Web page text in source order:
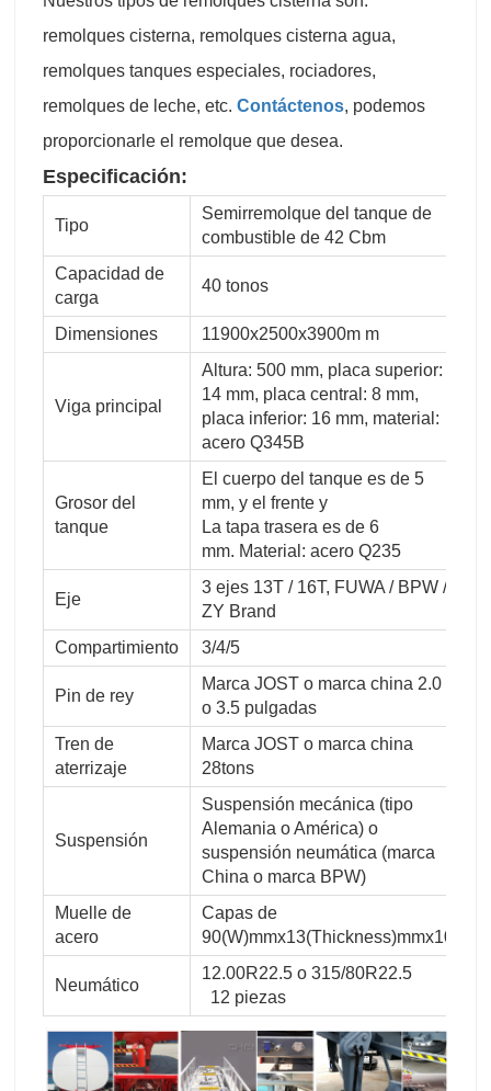
remolques cisterna, remolques cisterna agua,
remolques tanques especiales, rociadores,
remolques de leche, etc. Contáctenos, podemos
proporcionarle el remolque que desea.
Especificación:
Tipo
Semirremolque del tanque de
combustible de 42 Cbm
Capacidad de
carga
40 tonos
Dimensiones 11900x2500x3900m m
Viga principal
Altura: 500 mm, placa superior:
14 mm, placa central: 8 mm,
placa inferior: 16 mm, material:
acero Q345B
Grosor del
tanque
El cuerpo del tanque es de 5
mm, y el frente y
La tapa trasera es de 6
mm. Material: acero Q235
Eje
3 ejes 13T / 16T, FUWA / BPW /
ZY Brand
Compartimiento
3/4/5
Pin de rey
Marca JOST o marca china 2.0
o 3.5 pulgadas
Tren de
aterrizaje
Marca JOST o marca china
28tons
Suspensión
Suspensión mecánica (tipo
Alemania o América) o
suspensión neumática (marca
China o marca BPW)
Muelle de
acero
Capas de
90(W)mmx13(Thickness)mmx10
Neumático
12.00R22.5 o 315/80R22.5
12 piezas